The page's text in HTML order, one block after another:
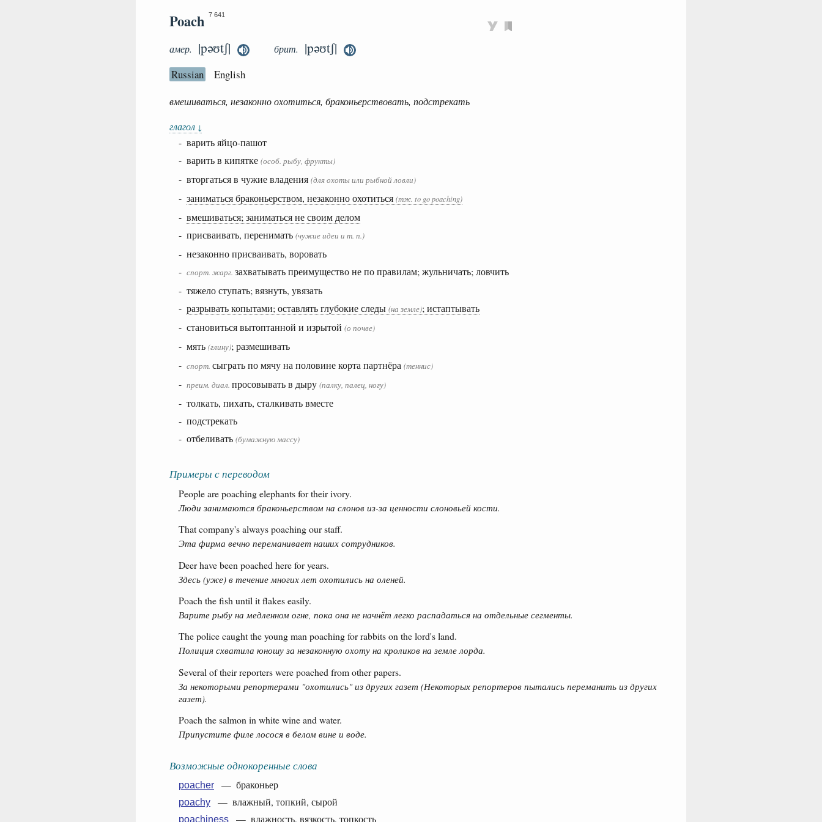
Poach 7 641
амер. |pəʊtʃ| брит. |pəʊtʃ|
Russian English
вмешиваться, незаконно охотиться, браконьерствовать, подстрекать
глагол ↓
- варить яйцо-пашот
- варить в кипятке (особ. рыбу, фрукты)
- вторгаться в чужие владения (для охоты или рыбной ловли)
- заниматься браконьерством, незаконно охотиться (тж. to go poaching)
- вмешиваться; заниматься не своим делом
- присваивать, перенимать (чужие идеи и т. п.)
- незаконно присваивать, воровать
- спорт. жарг. захватывать преимущество не по правилам; жульничать; ловчить
- тяжело ступать; вязнуть, увязать
- разрывать копытами; оставлять глубокие следы (на земле); истаптывать
- становиться вытоптанной и изрытой (о почве)
- мять (глину); размешивать
- спорт. сыграть по мячу на половине корта партнёра (теннис)
- преим. диал. просовывать в дыру (палку, палец, ногу)
- толкать, пихать, сталкивать вместе
- подстрекать
- отбеливать (бумажную массу)
Примеры с переводом
People are poaching elephants for their ivory.
Люди занимаются браконьерством на слонов из-за ценности слоновьей кости.
That company's always poaching our staff.
Эта фирма вечно переманивает наших сотрудников.
Deer have been poached here for years.
Здесь (уже) в течение многих лет охотились на оленей.
Poach the fish until it flakes easily.
Варите рыбу на медленном огне, пока она не начнёт легко распадаться на отдельные сегменты.
The police caught the young man poaching for rabbits on the lord's land.
Полиция схватила юношу за незаконную охоту на кроликов на земле лорда.
Several of their reporters were poached from other papers.
За некоторыми репортерами "охотились" из других газет (Некоторых репортеров пытались переманить из других
газет).
Poach the salmon in white wine and water.
Припустите филе лосося в белом вине и воде.
Возможные однокоренные слова
poacher — браконьер
poachy — влажный, топкий, сырой
poachiness — влажность, вязкость, топкость